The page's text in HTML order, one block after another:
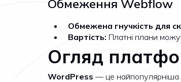
Обмеження Webflow
Обмежена гнучкість для
Вартість: Платні плани
Огляд
WordPress — це найпопулярніша